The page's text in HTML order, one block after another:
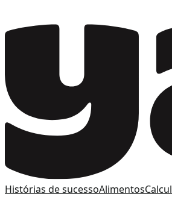
Histórias de sucessoAlimentos